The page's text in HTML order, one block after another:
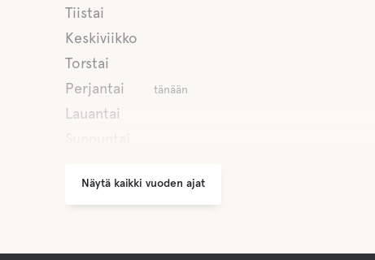
Tiistai
Keskiviikko
Torstai
Perjantai
tänään
Lauantai
Näytä kaikki vuoden ajat